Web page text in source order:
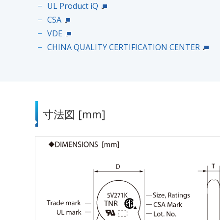
UL Product iQ
CSA
VDE
CHINA QUALITY CERTIFICATION CENTER
寸法図 [mm]